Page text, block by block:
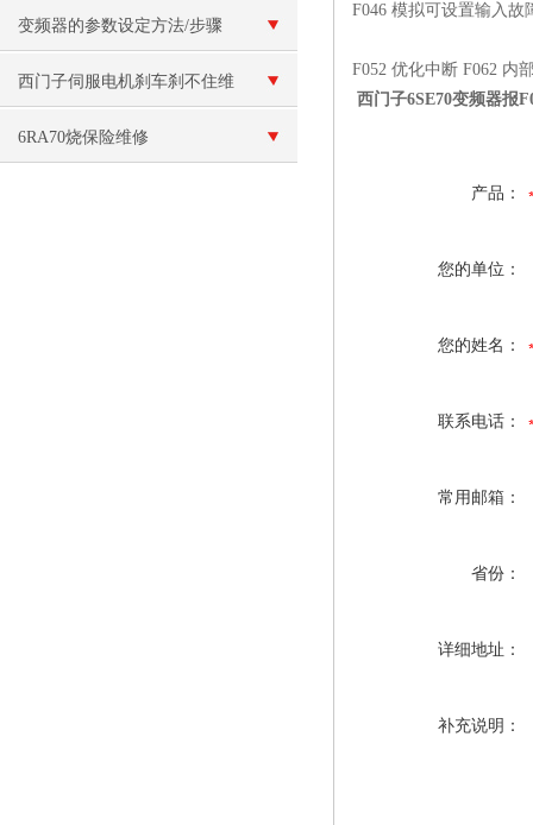
变频器的参数设定方法/步骤
西门子伺服电机刹车刹不住维
修（刹车线圈烧毁维修）
6RA70烧保险维修
F046 模拟可设置输入故
F052 优化中断 F062 内
西门子6SE70变频器报
产品：
您的单位：
您的姓名：
联系电话：
常用邮箱：
省份：
详细地址：
补充说明：